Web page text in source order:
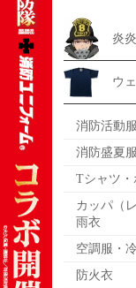
炎
ウ
消防活動
消防盛夏
Tシャツ
カッパ（
雨衣
空調服・
防火衣